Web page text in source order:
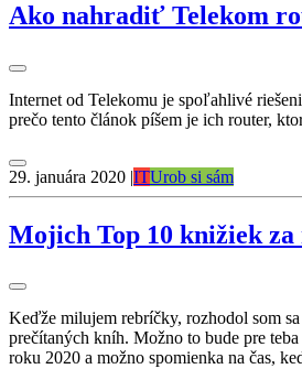
Ako nahradiť Telekom
Internet od Telekomu je spoľahlivé
prečo tento článok píšem je ich router,
29. januára 2020 |ITUrob si sám
Mojich Top 10 knižiek za
Keďže milujem rebríčky, rozhodol som
prečítaných kníh. Možno to bude pre
roku 2020 a možno spomienka na čas,